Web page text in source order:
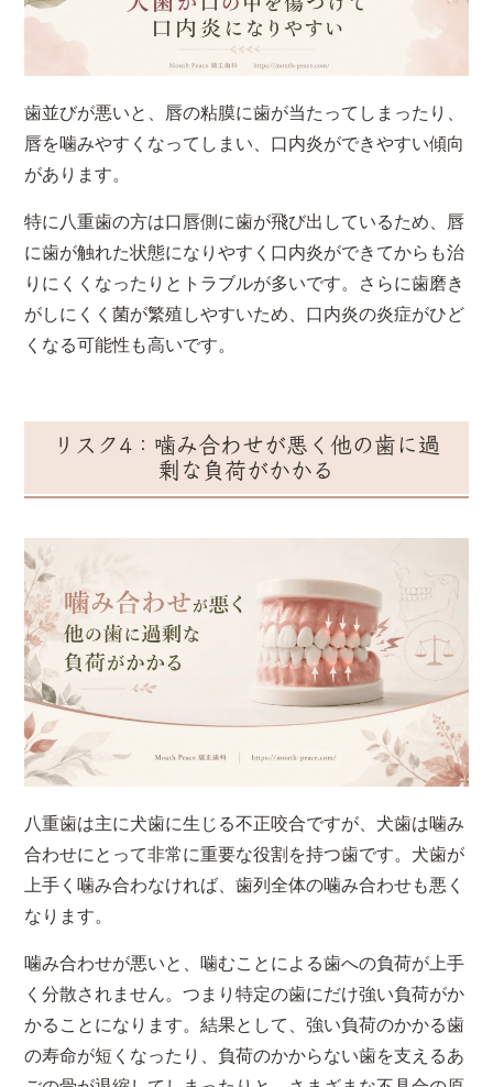
歯並びが悪いと、唇の粘膜に歯が当たってしまったり、
唇を噛みやすくなってしまい、口内炎ができやすい傾向
があります。
特に八重歯の方は口唇側に歯が飛び出しているため、唇
に歯が触れた状態になりやすく口内炎ができてからも治
りにくくなったりとトラブルが多いです。さらに歯磨き
がしにくく菌が繁殖しやすいため、口内炎の炎症がひど
くなる可能性も高いです。
リスク4：噛み合わせが悪く他の歯に過
剰な負荷がかかる
八重歯は主に犬歯に生じる不正咬合ですが、犬歯は噛み
合わせにとって非常に重要な役割を持つ歯です。犬歯が
上手く噛み合わなければ、歯列全体の噛み合わせも悪く
なります。
噛み合わせが悪いと、噛むことによる歯への負荷が上手
く分散されません。つまり特定の歯にだけ強い負荷がか
かることになります。結果として、強い負荷のかかる歯
の寿命が短くなったり、負荷のかからない歯を支えるあ